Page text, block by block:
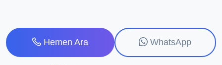
Hemen Ara WhatsApp